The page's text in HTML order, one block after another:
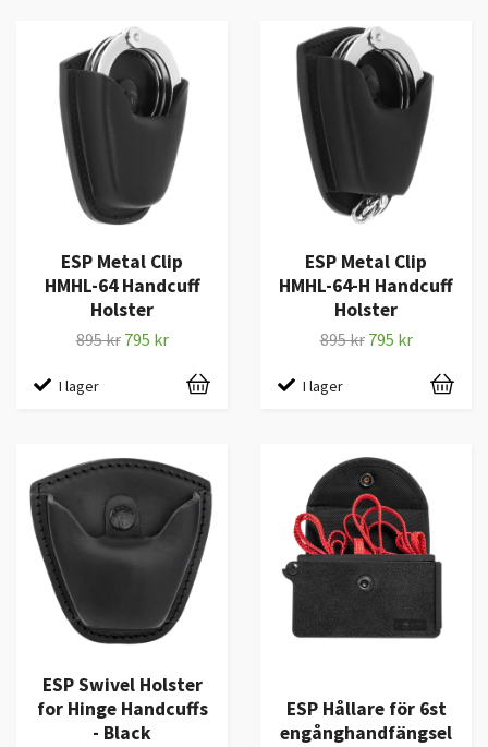
ESP Metal Clip
HMHL-64 Handcuff
Holster
895 kr 795 kr
I lager
ESP Metal Clip
HMHL-64-H Handcuff
Holster
895 kr 795 kr
I lager
ESP Swivel Holster
for Hinge Handcuffs
- Black
ESP Hållare för 6st
engånghandfängsel